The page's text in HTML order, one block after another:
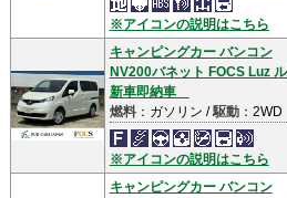
※アイコンの説明はこちら
キャンピングカー バンコン
NV200バネット FOCS Luz
新車即納車
燃料：ガソリン /駆動：2WD
※アイコンの説明はこちら
キャンピングカー バンコン